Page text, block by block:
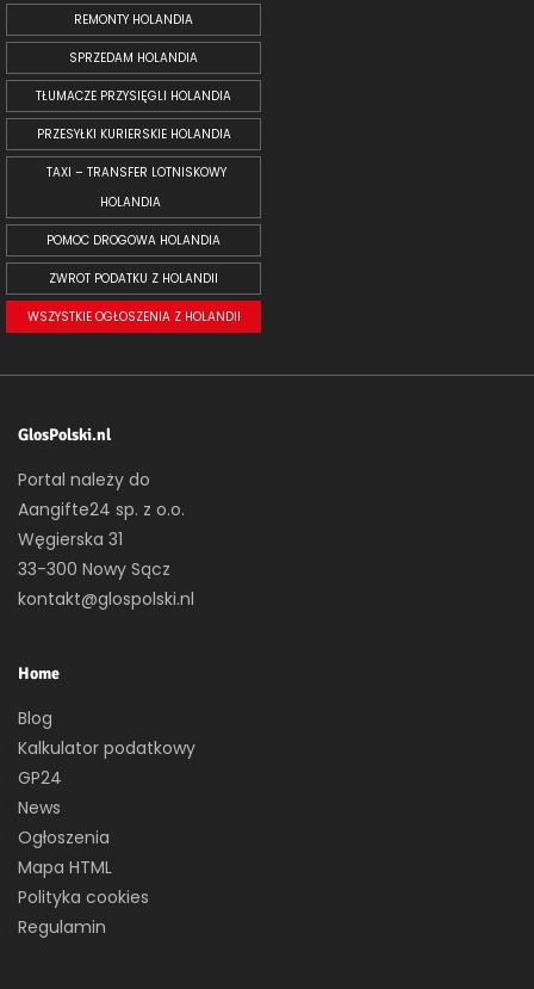
REMONTY HOLANDIA
SPRZEDAM HOLANDIA
TŁUMACZE PRZYSIĘGLI HOLANDIA
PRZESYŁKI KURIERSKIE HOLANDIA
TAXI – TRANSFER LOTNISKOWY
HOLANDIA
POMOC DROGOWA HOLANDIA
ZWROT PODATKU Z HOLANDII
WSZYSTKIE OGŁOSZENIA Z HOLANDII
GlosPolski.nl
Portal należy do
Aangifte24 sp. z o.o.
Węgierska 31
33-300 Nowy Sącz
kontakt@glospolski.nl
Home
Blog
Kalkulator podatkowy
GP24
News
Ogłoszenia
Mapa HTML
Polityka cookies
Regulamin